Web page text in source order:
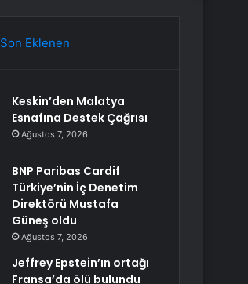
Son Eklenen
Keskin’den Malatya
Esnafına Destek Çağrısı
Ağustos 7, 2026
BNP Paribas Cardif
Türkiye’nin İç Denetim
Direktörü Mustafa
Güneş oldu
Ağustos 7, 2026
Jeffrey Epstein’ın ortağı
Fransa’da ölü bulundu